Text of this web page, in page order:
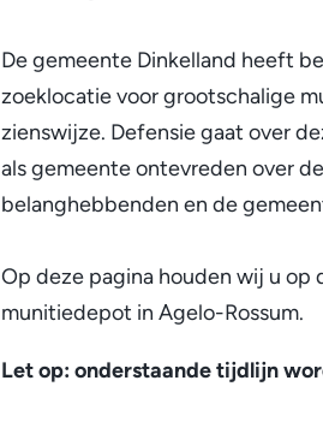
De gemeente Dinkelland heeft
zoeklocatie voor grootschalige
zienswijze. Defensie gaat over
als gemeente ontevreden over
belanghebbenden en de
Op deze pagina houden wij u
munitiedepot in Agelo-Rossum.
Let op: onderstaande tijdlijn